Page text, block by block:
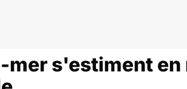
s'estiment en